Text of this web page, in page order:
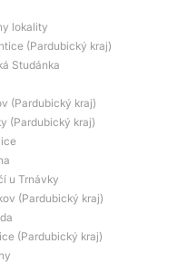
lokality
(Pardubický kraj)
Studánka
(Pardubický kraj)
(Pardubický kraj)
u Trnávky
(Pardubický kraj)
(Pardubický kraj)